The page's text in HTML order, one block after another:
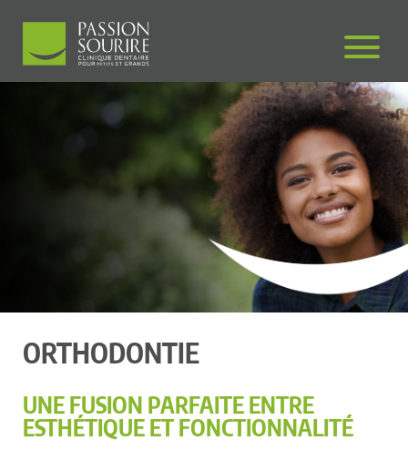
ORTHODONTIE
UNE FUSION PARFAITE ENTRE
ESTHÉTIQUE ET FONCTIONNALITÉ